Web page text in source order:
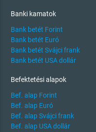
Banki kamatok
Bank betét Forint
Bank betét Euró
Bank betét Svájci frank
Bank betét USA dollár
Befektetési alapok
Bef. alap Forint
Bef. alap Euró
Bef. alap Svájci frank
Bef. alap USA dollár